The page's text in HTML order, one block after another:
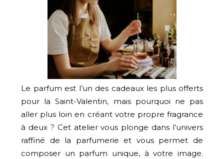
Le parfum est l’un des cadeaux les plus offerts
pour la Saint-Valentin, mais pourquoi ne pas
aller plus loin en créant votre propre fragrance
à deux ? Cet atelier vous plonge dans l’univers
raffiné de la parfumerie et vous permet de
composer un parfum unique, à votre image.